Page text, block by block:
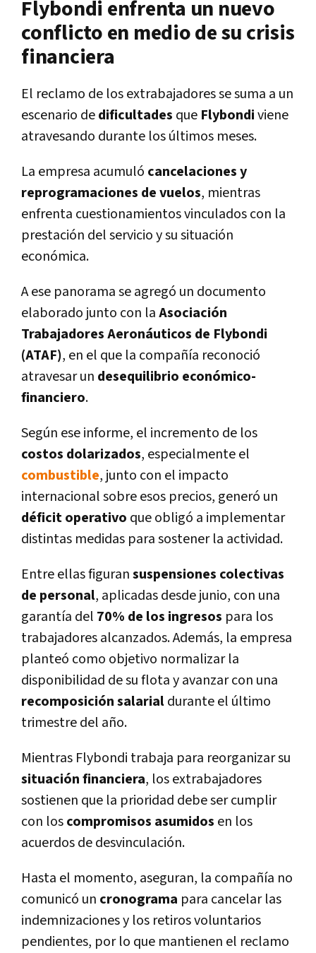
Flybondi enfrenta un nuevo
conflicto en medio de su crisis
financiera
El reclamo de los extrabajadores se suma a un
escenario dedificultades que Flybondiviene
atravesando durante los últimos meses.
La empresa acumuló cancelaciones y
reprogramaciones de vuelos, mientras
enfrenta cuestionamientos vinculados con la
prestación del servicio y su situación
económica.
A ese panorama se agregó un documento
elaborado junto con laAsociación
Trabajadores Aeronáuticos de Flybondi
(ATAF), en el que la compañía reconoció
atravesar un desequilibrio económico-
financiero.
Según ese informe, el incremento de los
costos dolarizados, especialmente el
combustible, junto con el impacto
internacional sobre esos precios, generó un
déficit operativo que obligó a implementar
distintas medidas para sostener la actividad.
Entre ellas figuransuspensiones colectivas
de personal, aplicadas desde junio, con una
garantía del 70% de los ingresos para los
trabajadores alcanzados. Además, la empresa
planteó como objetivo normalizar la
disponibilidad de su flota y avanzar con una
recomposición salarialdurante el último
trimestre del año.
Mientras Flybondi trabaja para reorganizar su
situación financiera, los extrabajadores
sostienen que la prioridad debe ser cumplir
con loscompromisos asumidos en los
acuerdos de desvinculación.
Hasta el momento, aseguran, la compañía no
comunicó un cronograma para cancelar las
indemnizaciones y los retiros voluntarios
pendientes, por lo que mantienen el reclamo